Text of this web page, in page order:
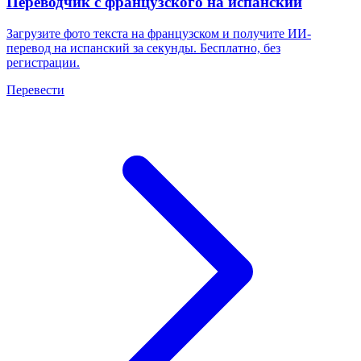
Загрузите фото текста на французском и получите ИИ-
перевод на испанский за секунды. Бесплатно, без
регистрации.
Перевести